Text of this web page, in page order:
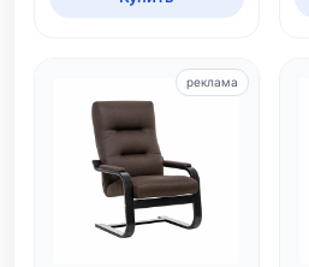
реклама